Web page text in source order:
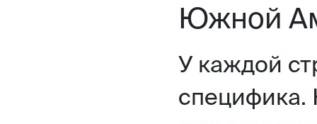
Южной
У каждой
специфика.